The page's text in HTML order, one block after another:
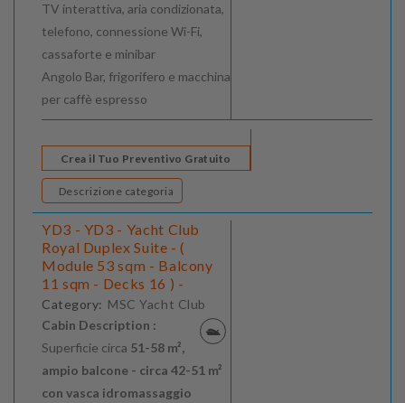
TV interattiva, aria condizionata,
telefono, connessione Wi-Fi,
cassaforte e minibar
Angolo Bar, frigorifero e macchina
per caffè espresso
Crea il Tuo Preventivo Gratuito
Descrizione categoria
YD3 - YD3 - Yacht Club
Royal Duplex Suite - (
Module 53 sqm - Balcony
11 sqm - Decks 16 ) -
Category: MSC Yacht Club
Cabin Description :
Superficie circa 51-58 m²,
ampio balcone - circa 42-51 m²
con vasca idromassaggio